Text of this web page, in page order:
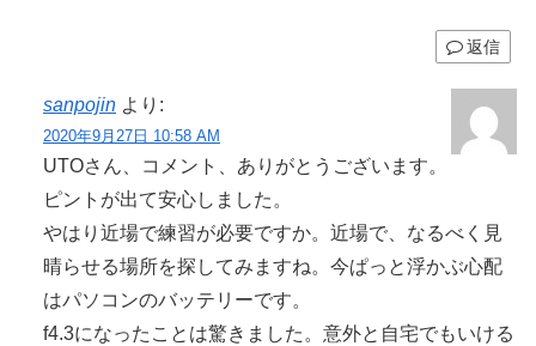
返信
sanpojin より:
2020年9月27日 10:58 AM
UTOさん、コメント、ありがとうございます。
ピントが出て安心しました。
やはり近場で練習が必要ですか。近場で、なるべく見
晴らせる場所を探してみますね。今ぱっと浮かぶ心配
はパソコンのバッテリーです。
f4.3になったことは驚きました。意外と自宅でもいける